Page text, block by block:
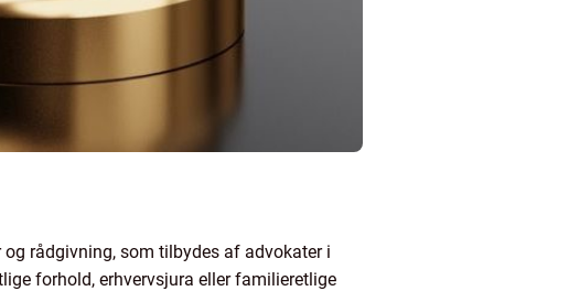
rådgivning, som tilbydes af advokater i
forhold, erhvervsjura eller familieretlige